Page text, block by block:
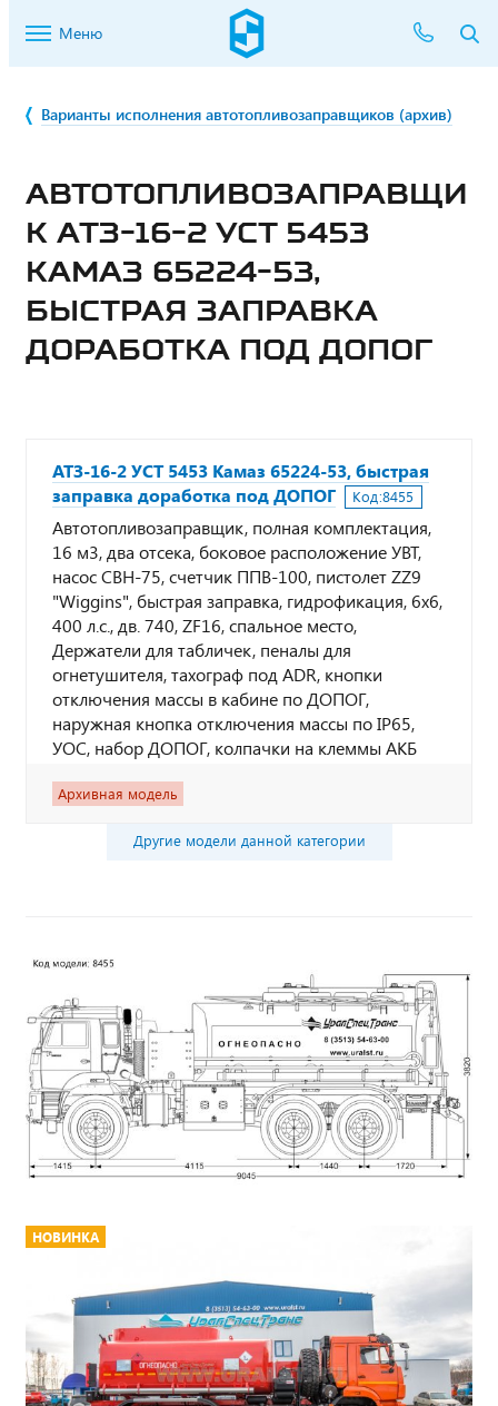
Меню
Варианты исполнения автотопливозаправщиков (архив)
АВТОТОПЛИВОЗАПРАВЩИ
К АТЗ-16-2 УСТ 5453
КАМАЗ 65224-53,
БЫСТРАЯ ЗАПРАВКА
ДОРАБОТКА ПОД ДОПОГ
АТЗ-16-2 УСТ 5453 Камаз 65224-53, быстрая
заправка доработка под ДОПОГ
Код:8455
Автотопливозаправщик, полная комплектация,
16 м3, два отсека, боковое расположение УВТ,
насос СВН-75, счетчик ППВ-100, пистолет ZZ9
"Wiggins", быстрая заправка, гидрофикация, 6х6,
400 л.с., дв. 740, ZF16, спальное место,
Держатели для табличек, пеналы для
огнетушителя, тахограф под ADR, кнопки
отключения массы в кабине по ДОПОГ,
наружная кнопка отключения массы по IP65,
УОС, набор ДОПОГ, колпачки на клеммы АКБ
Архивная модель
Другие модели данной категории
НОВИНКА